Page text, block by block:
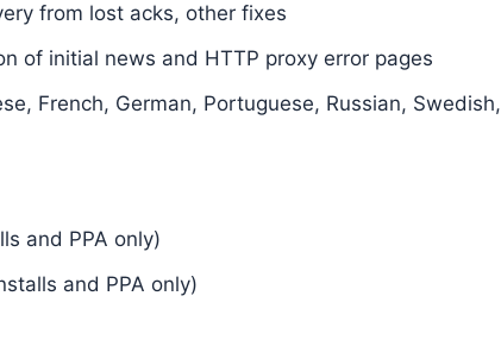
from lost acks, other fixes
of initial news and HTTP proxy error pages
French, German, Portuguese, Russian,
and PPA only)
and PPA only)